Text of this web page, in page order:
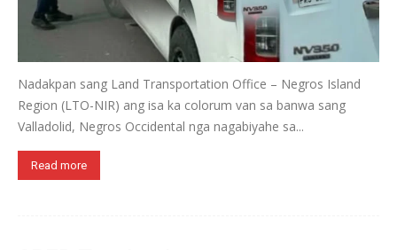
Nadakpan sang Land Transportation Office – Negros Island
Region (LTO-NIR) ang isa ka colorum van sa banwa sang
Valladolid, Negros Occidental nga nagabiyahe sa...
Read more